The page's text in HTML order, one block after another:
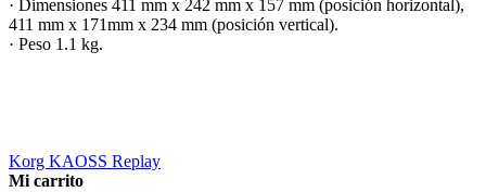
· Dimensiones 411 mm x 242 mm x 157 mm (posición horizontal),
411 mm x 171mm x 234 mm (posición vertical).
· Peso 1.1 kg.
Korg KAOSS Replay
Mi carrito